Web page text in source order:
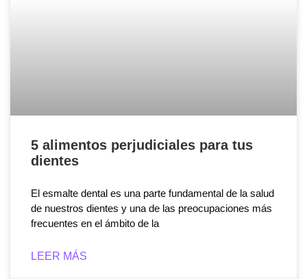
5 alimentos perjudiciales para tus
dientes
El esmalte dental es una parte fundamental de la salud
de nuestros dientes y una de las preocupaciones más
frecuentes en el ámbito de la
LEER MÁS